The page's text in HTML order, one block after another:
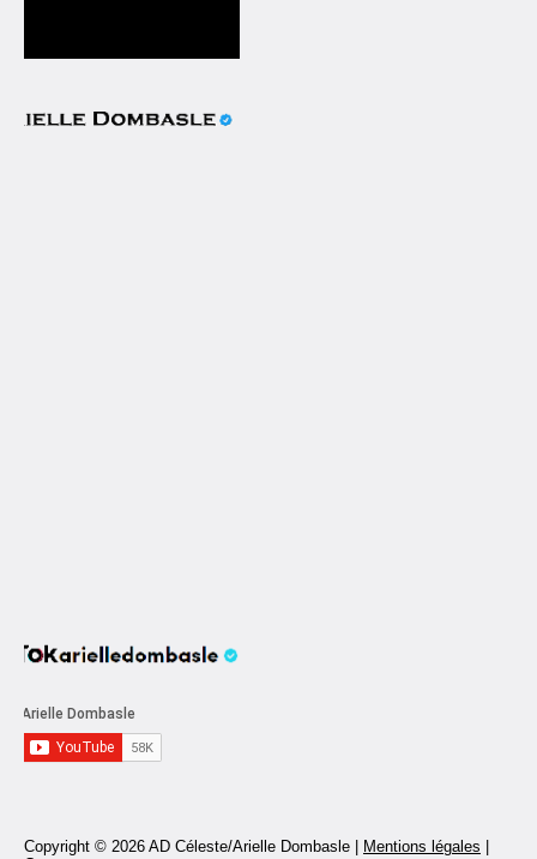
Copyright © 2026 AD Céleste/Arielle Dombasle | Mentions légales |